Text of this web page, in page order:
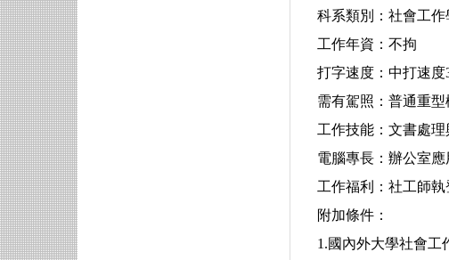
科系類別：社會工
工作年資：不拘
打字速度：中打速度
需有駕照：普通重
工作技能：文書處理
電腦專長：辦公室應
工作福利：社工師
附加條件：
1.國內外大學社會工